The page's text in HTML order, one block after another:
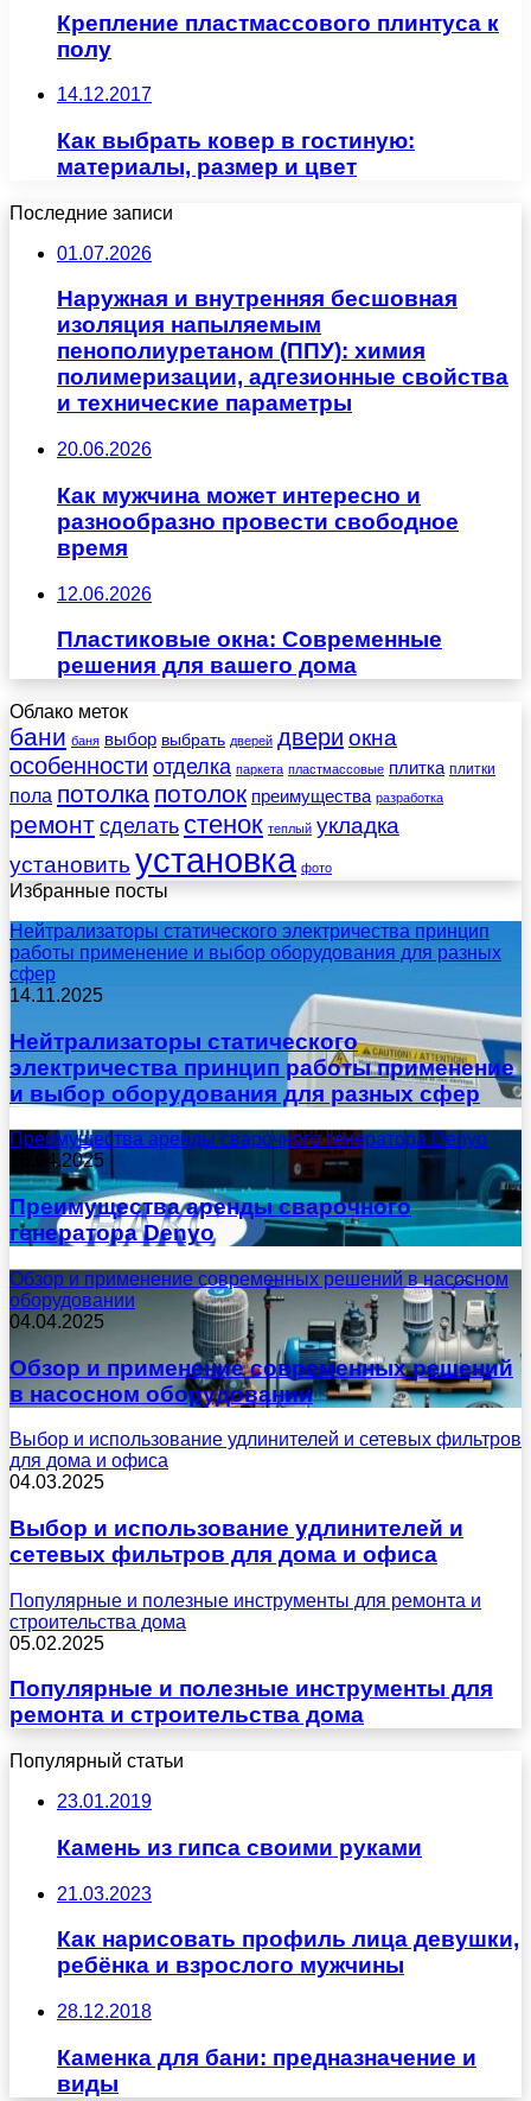
Крепление пластмассового плинтуса к
полу
14.12.2017
Как выбрать ковер в гостиную:
материалы, размер и цвет
Последние записи
01.07.2026
Наружная и внутренняя бесшовная
изоляция напыляемым
пенополиуретаном (ППУ): химия
полимеризации, адгезионные свойства
и технические параметры
20.06.2026
Как мужчина может интересно и
разнообразно провести свободное
время
12.06.2026
Пластиковые окна: Современные
решения для вашего дома
Облако меток
бани баня выбор выбрать дверей двери окна
особенности отделка паркета пластмассовые плитка плитки
пола потолка потолок преимущества разработка
ремонт сделать стенок теплый укладка
установить установка фото
Избранные посты
Нейтрализаторы статического электричества принцип
работы применение и выбор оборудования для разных
сфер
14.11.2025
Нейтрализаторы статического
электричества принцип работы применение
и выбор оборудования для разных сфер
Преимущества аренды сварочного генератора Denyo
18.04.2025
Преимущества аренды сварочного
генератора Denyo
Обзор и применение современных решений в насосном
оборудовании
04.04.2025
Обзор и применение современных решений
в насосном оборудовании
Выбор и использование удлинителей и сетевых фильтров
для дома и офиса
04.03.2025
Выбор и использование удлинителей и
сетевых фильтров для дома и офиса
Популярные и полезные инструменты для ремонта и
строительства дома
05.02.2025
Популярные и полезные инструменты для
ремонта и строительства дома
Популярный статьи
23.01.2019
Камень из гипса своими руками
21.03.2023
Как нарисовать профиль лица девушки,
ребёнка и взрослого мужчины
28.12.2018
Каменка для бани: предназначение и
виды